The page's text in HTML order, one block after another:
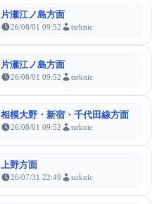
片瀬江ノ島方面
26/08/01 09:52 tsrknic
片瀬江ノ島方面
26/08/01 09:52 tsrknic
相模大野・新宿・千代田線方面
26/08/01 09:52 tsrknic
上野方面
26/07/31 22:49 tsrknic